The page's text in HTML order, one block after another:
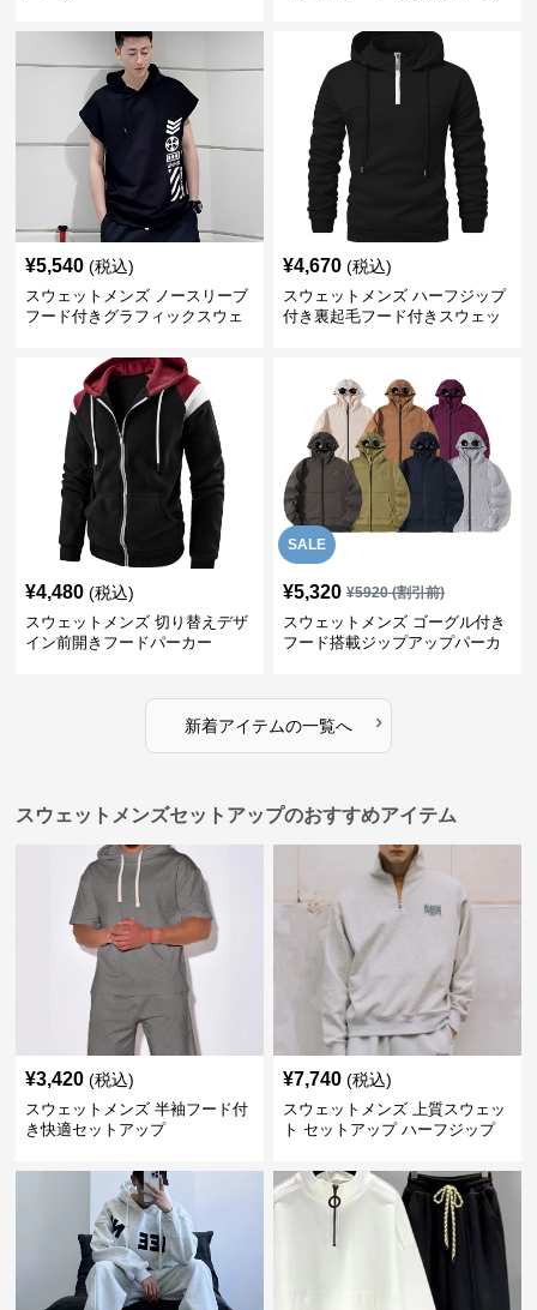
¥5,540 (税込)
スウェットメンズ ノースリーブ
フード付きグラフィックスウェ
¥4,670 (税込)
スウェットメンズ ハーフジップ
付き裏起毛フード付きスウェッ
¥4,480 (税込)
スウェットメンズ 切り替えデザ
イン前開きフードパーカー
SALE
¥5,320 ¥5920(割引前)
スウェットメンズ ゴーグル付き
フード搭載ジップアップパーカ
新着アイテムの一覧へ ›
スウェットメンズセットアップのおすすめアイテム
¥3,420 (税込)
スウェットメンズ 半袖フード付
き快適セットアップ
¥7,740 (税込)
スウェットメンズ 上質スウェッ
ト セットアップ ハーフジップ